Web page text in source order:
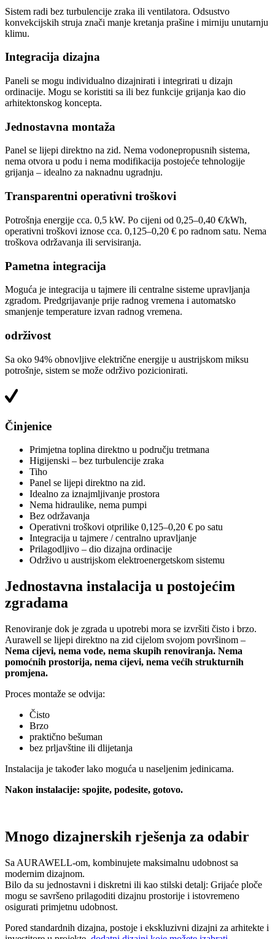
Sistem radi bez turbulencije zraka ili ventilatora. Odsustvo
konvekcijskih struja znači manje kretanja prašine i mirniju unutarnju
klimu.
Integracija dizajna
Paneli se mogu individualno dizajnirati i integrirati u dizajn
ordinacije. Mogu se koristiti sa ili bez funkcije grijanja kao dio
arhitektonskog koncepta.
Jednostavna montaža
Panel se lijepi direktno na zid. Nema vodonepropusnih sistema,
nema otvora u podu i nema modifikacija postojeće tehnologije
grijanja – idealno za naknadnu ugradnju.
Transparentni operativni troškovi
Potrošnja energije cca. 0,5 kW. Po cijeni od 0,25–0,40 €/kWh,
operativni troškovi iznose cca. 0,125–0,20 € po radnom satu. Nema
troškova održavanja ili servisiranja.
Pametna integracija
Moguća je integracija u tajmere ili centralne sisteme upravljanja
zgradom. Predgrijavanje prije radnog vremena i automatsko
smanjenje temperature izvan radnog vremena.
održivost
Sa oko 94% obnovljive električne energije u austrijskom miksu
potrošnje, sistem se može održivo pozicionirati.
Činjenice
Primjetna toplina direktno u području tretmana
Higijenski – bez turbulencije zraka
Tiho
Panel se lijepi direktno na zid.
Idealno za iznajmljivanje prostora
Nema hidraulike, nema pumpi
Bez održavanja
Operativni troškovi otprilike 0,125–0,20 € po satu
Integracija u tajmere / centralno upravljanje
Prilagodljivo – dio dizajna ordinacije
Održivo u austrijskom elektroenergetskom sistemu
Jednostavna instalacija u postojećim
zgradama
Renoviranje dok je zgrada u upotrebi mora se izvršiti čisto i brzo.
Aurawell se lijepi direktno na zid cijelom svojom površinom –
Nema cijevi, nema vode, nema skupih renoviranja. Nema
pomoćnih prostorija, nema cijevi, nema većih strukturnih
promjena.
Proces montaže se odvija:
Čisto
Brzo
praktično bešuman
bez prljavštine ili dlijetanja
Instalacija je također lako moguća u naseljenim jedinicama.
Nakon instalacije: spojite, podesite, gotovo.
Mnogo dizajnerskih rješenja za odabir
Sa AURAWELL-om, kombinujete maksimalnu udobnost sa
modernim dizajnom.
Bilo da su jednostavni i diskretni ili kao stilski detalj: Grijaće ploče
mogu se savršeno prilagoditi dizajnu prostorije i istovremeno
osigurati primjetnu udobnost.
Pored standardnih dizajna, postoje i ekskluzivni dizajni za arhitekte i